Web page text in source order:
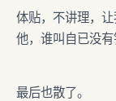
体贴，不讲理，
他，谁叫自已没有
最后也散了。